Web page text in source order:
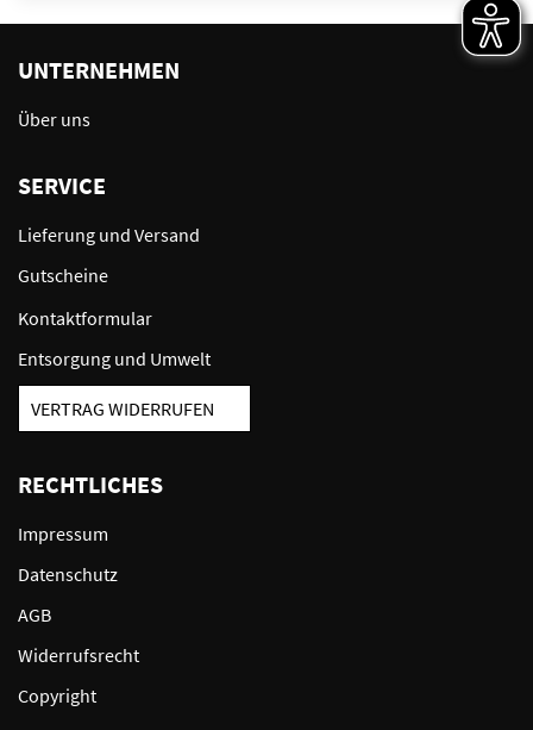
UNTERNEHMEN
Über uns
SERVICE
Lieferung und Versand
Gutscheine
Kontaktformular
Entsorgung und Umwelt
VERTRAG WIDERRUFEN
RECHTLICHES
Impressum
Datenschutz
AGB
Widerrufsrecht
Copyright